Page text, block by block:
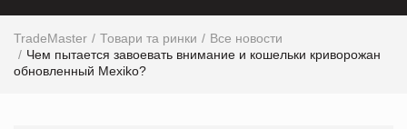
TradeMaster Товари та ринки
Все новости
Чем пытается завоевать внимание и кошельки криворожан
обновленный Mexiko?